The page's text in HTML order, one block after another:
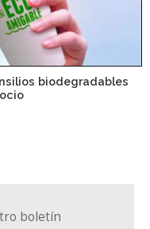
biodegradables
boletín